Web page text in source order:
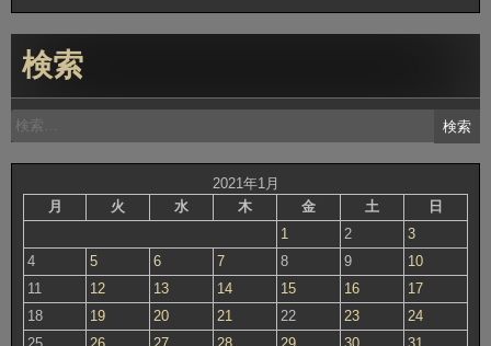
検索
検
索:
2021年1月
月
火 水 木 金 土 日
1 2
3
4
5 6 7 8 9
10
11
12 13 14 15 16
17
18
19 20 21 22 23
24